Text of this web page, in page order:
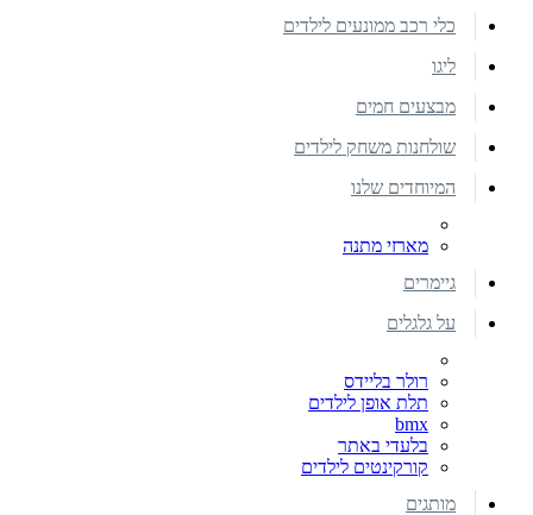
כלי רכב ממונעים לילדים
ליגו
מבצעים חמים
שולחנות משחק לילדים
המיוחדים שלנו
מארזי מתנה
גיימרים
על גלגלים
רולר בליידס
תלת אופן לילדים
bmx
בלעדי באתר
קורקינטים לילדים
מותגים